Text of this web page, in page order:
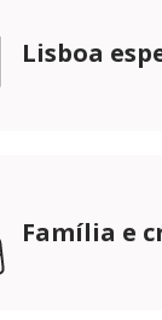
Lisboa
Família e